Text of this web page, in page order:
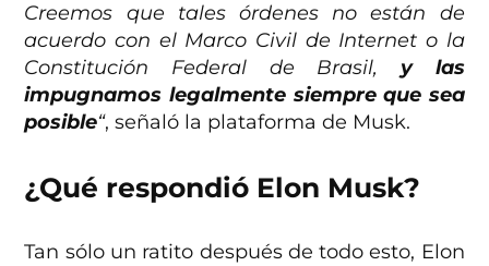
Creemos que tales órdenes no están de
acuerdo con el Marco Civil de Internet o la
Constitución Federal de Brasil, y las
impugnamos legalmente siempre que sea
posible“, señaló la plataforma de Musk.
¿Qué respondió Elon Musk?
Tan sólo un ratito después de todo esto, Elon